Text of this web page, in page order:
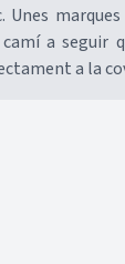
a seguir
a la